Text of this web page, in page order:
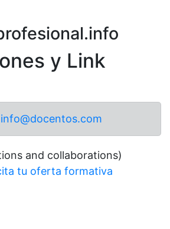
y Link
info@docentos.com
and collaborations)